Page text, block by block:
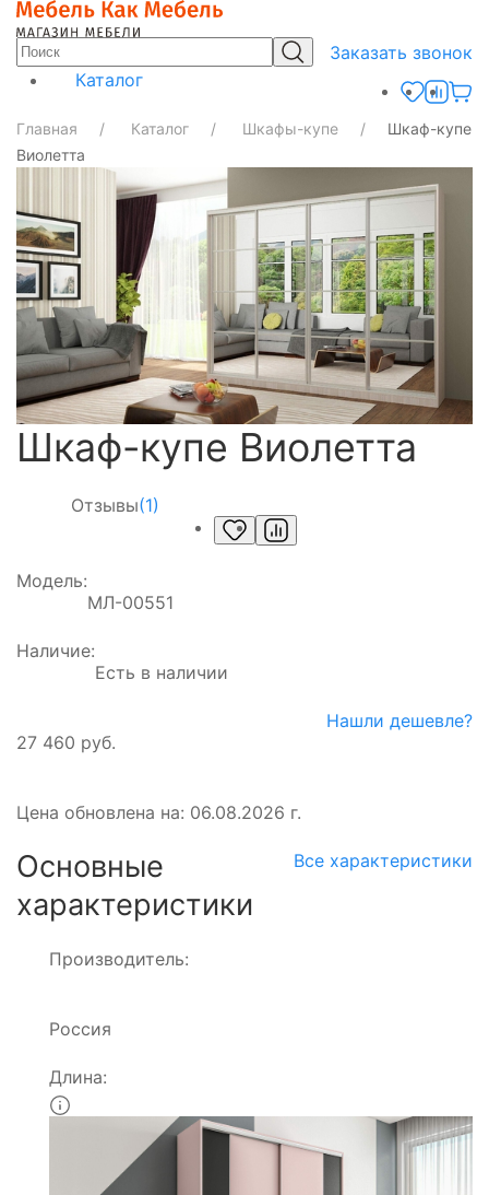
Заказать звонок
Каталог
Главная Каталог Шкафы-купе
Шкаф-купе
Виолетта
Шкаф-купе Виолетта
Отзывы(1)
Модель:
МЛ-00551
Наличие:
Есть в наличии
27 460 руб.
Нашли дешевле?
Цена обновлена на: 06.08.2026 г.
Основные
характеристики
Все характеристики
Производитель:
Россия
Длина: